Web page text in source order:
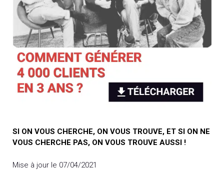
SI ON VOUS CHERCHE, ON VOUS TROUVE, ET SI ON NE
VOUS CHERCHE PAS, ON VOUS TROUVE AUSSI !
Mise à jour le 07/04/2021